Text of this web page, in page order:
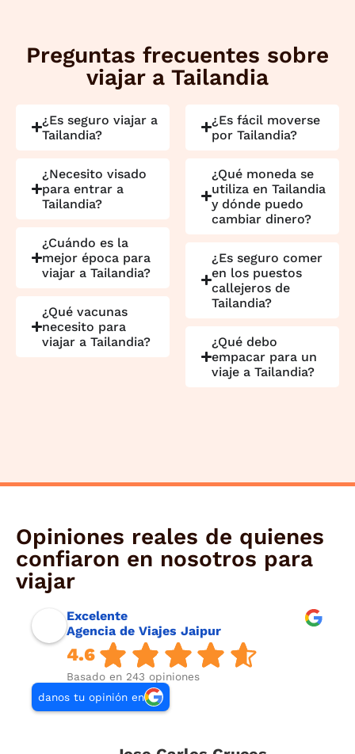
Preguntas frecuentes sobre
viajar a Tailandia
¿Es seguro viajar a
Tailandia?
¿Necesito visado
para entrar a
Tailandia?
¿Cuándo es la
mejor época para
viajar a Tailandia?
¿Qué vacunas
necesito para
viajar a Tailandia?
¿Es fácil moverse
por Tailandia?
¿Qué moneda se
utiliza en Tailandia
y dónde puedo
cambiar dinero?
¿Es seguro comer
en los puestos
callejeros de
Tailandia?
¿Qué debo
empacar para un
viaje a Tailandia?
Opiniones reales de quienes
confiaron en nosotros para
viajar
Excelente
Agencia de Viajes Jaipur
4.6
Basado en 243 opiniones
danos tu opinión en